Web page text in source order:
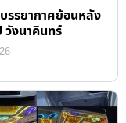
รรยากาศย้อนหลัง
วังนาคินทร์